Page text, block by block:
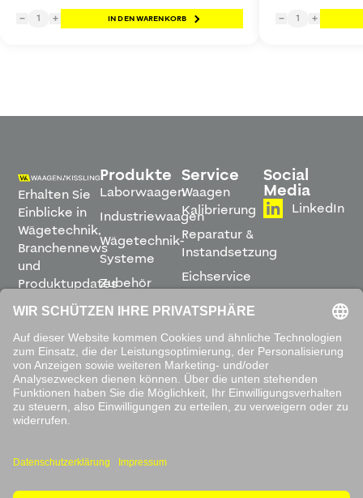
− 1 + IN DEN WARENKORB − 1 +
Erhalten Sie
Einblicke in
Wägetechnik,
Branchennews
und
Produktupdates
direkt in
Ihren
Posteingang.
ABONNIEREN
Sie unsere
Datenschutzbestimmungen
Produkte
Laborwaagen
Industriewaagen
Wägetechnik-
Systeme
Zubehör
Software
Service
Waagen
Kalibrierung
Reparatur &
Instandsetzung
Eichservice
Montage &
Inbetriebnahme
Leihwaagen
&
Mietservice
Social
Media
LinkedIn